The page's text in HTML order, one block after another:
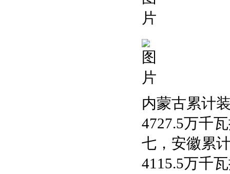
内蒙古累计
4727.5万千
七，安徽累
4115.5万千